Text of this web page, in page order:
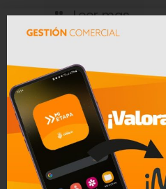
Leer mas
Convocatoria a
Bienes Muebles e
CREA en Liquidación